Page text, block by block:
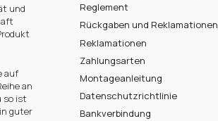
und
auf
an
so ist
guter
Reglement
Rückgaben und Reklamationen
Reklamationen
Zahlungsarten
Montageanleitung
Datenschutzrichtlinie
Bankverbindung